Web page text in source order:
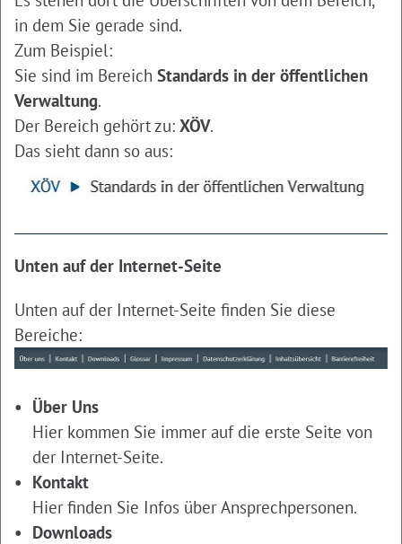
in dem Sie gerade sind.
Zum Beispiel:
Sie sind im Bereich Standards in der öffentlichen
Verwaltung.
Der Bereich gehört zu: XÖV.
Das sieht dann so aus:
Unten auf der Internet-Seite
Unten auf der Internet-Seite finden Sie diese
Bereiche:
Über Uns
Hier kommen Sie immer auf die erste Seite von
der Internet-Seite.
Kontakt
Hier finden Sie Infos über Ansprechpersonen.
Downloads